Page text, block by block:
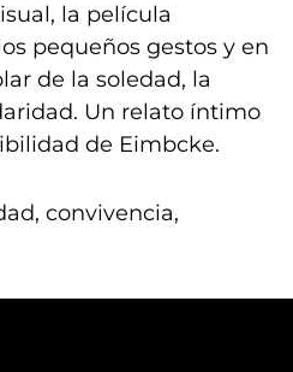
la película
pequeños gestos y en
de la soledad, la
Un relato íntimo
de Eimbcke.
convivencia,